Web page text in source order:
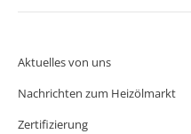
Aktuelles von uns
Nachrichten zum Heizölmarkt
Zertifizierung